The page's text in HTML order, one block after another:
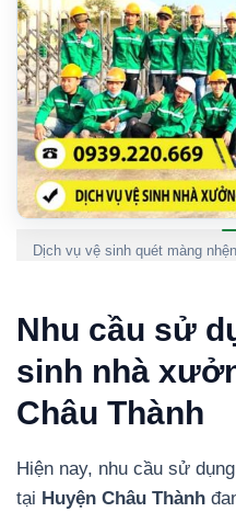
Dịch vụ vệ sinh quét màng
Nhu cầu sử
sinh nhà
Châu Thành
Hiện nay, nhu cầu sử
tại Huyện Châu Thành